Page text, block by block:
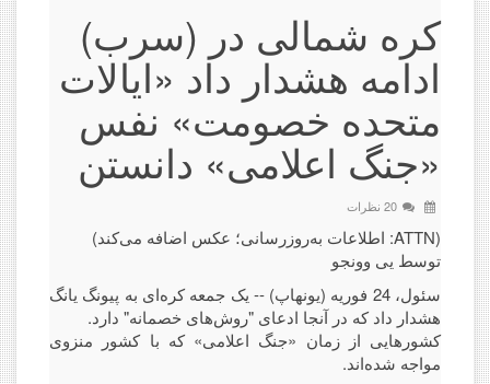
(سرب) کره شمالی در
ادامه هشدار داد «ایالات
متحده خصومت» نفس
«جنگ اعلامی» دانستن
20 نظرات
(ATTN: اطلاعات به‌روزرسانی؛ عکس اضافه می‌کند)
توسط یی وونجو
سئول، 24 فوریه (یونهاپ) -- یک جمعه کره‌ای به پیونگ یانگ
هشدار داد که در آنجا ادعای "روش‌های خصمانه" دارد.
کشورهایی از زمان «جنگ اعلامی» که با کشور منزوی
مواجه شده‌اند.